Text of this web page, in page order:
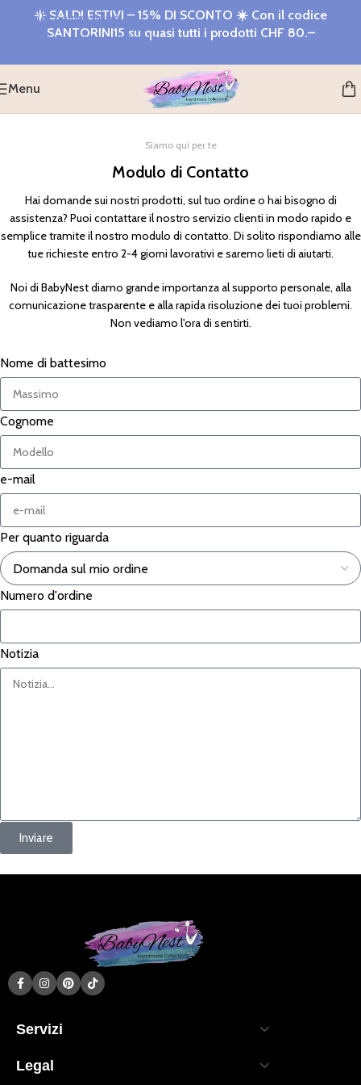
Salta alla navigazione
Salta al contenuto principale
☀️ SALDI ESTIVI – 15% DI SCONTO ☀️ Con il codice
SANTORINI15 su quasi tutti i prodotti CHF 80.–
Menu
Siamo qui per te
Modulo di Contatto
Hai domande sui nostri prodotti, sul tuo ordine o hai bisogno di
assistenza? Puoi contattare il nostro servizio clienti in modo rapido e
semplice tramite il nostro modulo di contatto. Di solito rispondiamo alle
tue richieste entro 2-4 giorni lavorativi e saremo lieti di aiutarti.
Noi di BabyNest diamo grande importanza al supporto personale, alla
comunicazione trasparente e alla rapida risoluzione dei tuoi problemi.
Non vediamo l'ora di sentirti.
Nome di battesimo
Cognome
e-mail
Per quanto riguarda
Numero d'ordine
Notizia
Inviare
Servizi
Legal